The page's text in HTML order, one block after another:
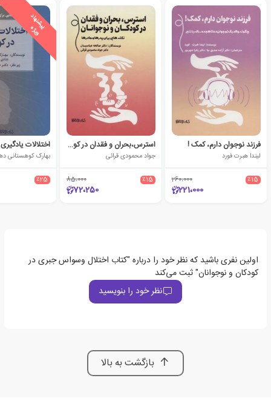
فرزند نوجوان دارم، کمک !
لیندا هبرت فورد
٪15 260،000
221،000
استرس،بحران و فقدان در کودکان و نوجوانان
جواد محمودی قرائی
٪15 85،000
72،250
پ
ی
ش
ن
ه
ا
د
و
ی
ژ
ه
اختلالات
بهارک کوهستانی
٪25
اولین نفری باشید که نظر خود را درباره "کتاب اختلال وسواس جبری در
کودکان و نوجوانان" ثبت می‌کند
نظر خود را بنویسید
بازگشت به بالا